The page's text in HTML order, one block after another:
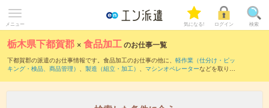
メニュー 気になる! ログイン 検索
栃木県下都賀郡 ×食品加工のお仕事一覧
下都賀郡の派遣のお仕事情報です。食品加工のお仕事の他に、 軽作業（仕分け・ピッ
キング・検品、商品管理） 、 製造（組立・加工） 、 マシンオペレーターなどを取り揃